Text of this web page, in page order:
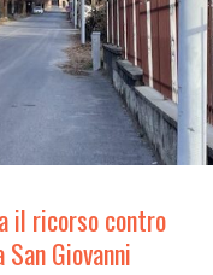
il ricorso contro
Giovanni